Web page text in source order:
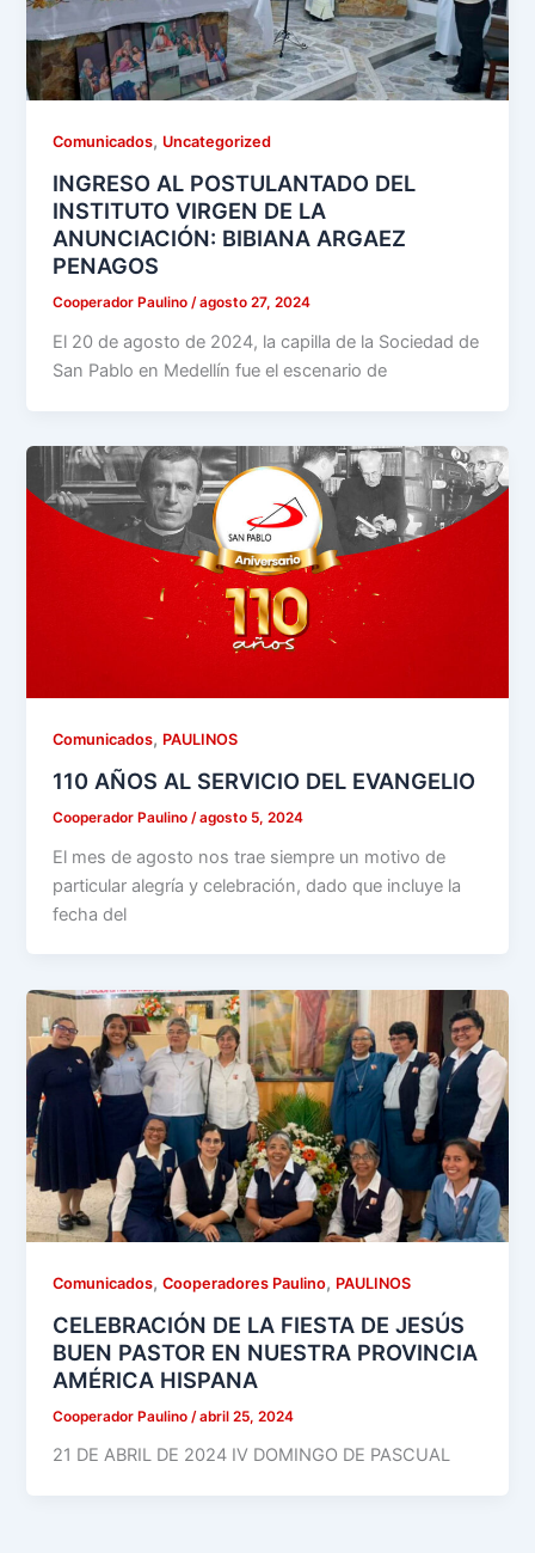
Comunicados, Uncategorized
INGRESO AL POSTULANTADO DEL
INSTITUTO VIRGEN DE LA
ANUNCIACIÓN: BIBIANA ARGAEZ
PENAGOS
Cooperador Paulino /agosto 27, 2024
El 20 de agosto de 2024, la capilla de la Sociedad de
San Pablo en Medellín fue el escenario de
Comunicados, PAULINOS
110 AÑOS AL SERVICIO DEL EVANGELIO
Cooperador Paulino /agosto 5, 2024
El mes de agosto nos trae siempre un motivo de
particular alegría y celebración, dado que incluye la
fecha del
Comunicados,Cooperadores Paulino, PAULINOS
CELEBRACIÓN DE LA FIESTA DE JESÚS
BUEN PASTOR EN NUESTRA PROVINCIA
AMÉRICA HISPANA
Cooperador Paulino /abril 25, 2024
21 DE ABRIL DE 2024 IV DOMINGO DE PASCUAL